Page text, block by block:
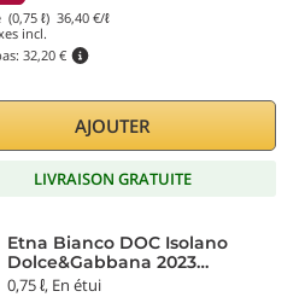
ℓ) 36,40 €/ℓ
incl.
32,20 €
AJOUTER
LIVRAISON GRATUITE
Etna Bianco DOC Isolano
Dolce&Gabbana 2023
Donnafugata
0,75 ℓ, En étui